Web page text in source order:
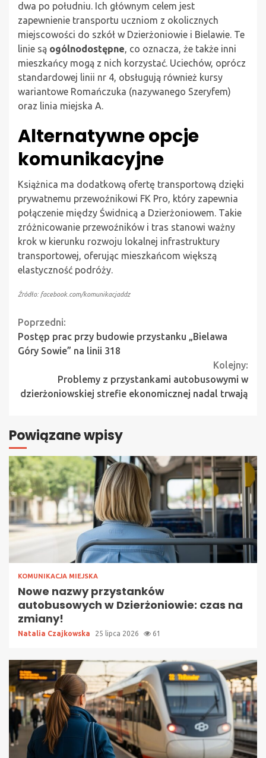
dwa po południu. Ich głównym celem jest
zapewnienie transportu uczniom z okolicznych
miejscowości do szkół w Dzierżoniowie i Bielawie. Te
linie są ogólnodostępne, co oznacza, że także inni
mieszkańcy mogą z nich korzystać. Uciechów, oprócz
standardowej linii nr 4, obsługują również kursy
wariantowe Romańczuka (nazywanego Szeryfem)
oraz linia miejska A.
Alternatywne opcje
komunikacyjne
Książnica ma dodatkową ofertę transportową dzięki
prywatnemu przewoźnikowi FK Pro, który zapewnia
połączenie między Świdnicą a Dzierżoniowem. Takie
zróżnicowanie przewoźników i tras stanowi ważny
krok w kierunku rozwoju lokalnej infrastruktury
transportowej, oferując mieszkańcom większą
elastyczność podróży.
Źródło: facebook.com/komunikacjaddz
Continue
Reading
Poprzedni:
Postęp prac przy budowie przystanku „Bielawa
Góry Sowie” na linii 318
Kolejny:
Problemy z przystankami autobusowymi w
dzierżoniowskiej strefie ekonomicznej nadal trwają
Powiązane wpisy
KOMUNIKACJA MIEJSKA
Nowe nazwy przystanków
autobusowych w Dzierżoniowie: czas na
zmiany!
Natalia Czajkowska 25 lipca 2026 61